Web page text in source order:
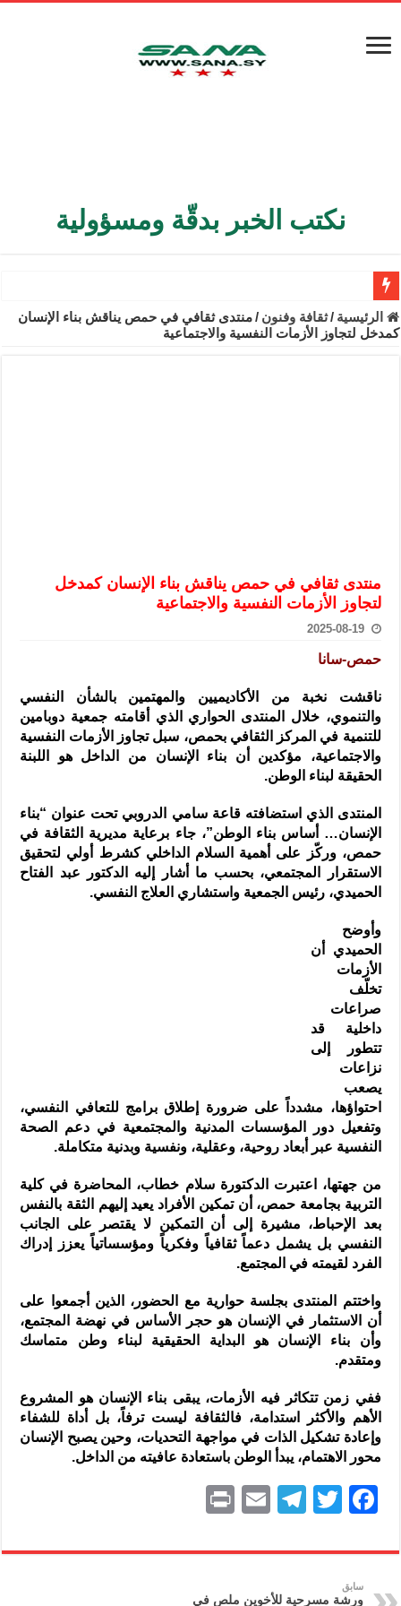
نكتب الخبر بدقّة ومسؤولية
الأمن الداخلي يعثر على مقبرة جماعية في ريف اللاذقية تضم 9 جثامين
الوزير الشيباني يبحث في باريس تعزيز الاستقرار في سوريا
سوريا تبحث مع الإيسيسكو التعاون في البحث العلمي وحماية التراث
الرئيسية /ثقافة وفنون /منتدى ثقافي في حمص يناقش بناء الإنسان
كمدخل لتجاوز الأزمات النفسية والاجتماعية
منتدى ثقافي في حمص يناقش بناء الإنسان كمدخل
لتجاوز الأزمات النفسية والاجتماعية
2025-08-19
حمص-سانا
ناقشت نخبة من الأكاديميين والمهتمين بالشأن النفسي
والتنموي، خلال المنتدى الحواري الذي أقامته جمعية دوبامين
للتنمية في المركز الثقافي بحمص، سبل تجاوز الأزمات النفسية
والاجتماعية، مؤكدين أن بناء الإنسان من الداخل هو اللبنة
الحقيقة لبناء الوطن.
المنتدى الذي استضافته قاعة سامي الدروبي تحت عنوان “بناء
الإنسان… أساس بناء الوطن”، جاء برعاية مديرية الثقافة في
حمص، وركّز على أهمية السلام الداخلي كشرط أولي لتحقيق
الاستقرار المجتمعي، بحسب ما أشار إليه الدكتور عبد الفتاح
الحميدي، رئيس الجمعية واستشاري العلاج النفسي.
وأوضح
الحميدي أن
الأزمات
تخلّف
صراعات
داخلية قد
تتطور إلى
نزاعات
يصعب
احتواؤها، مشدداً على ضرورة إطلاق برامج للتعافي النفسي،
وتفعيل دور المؤسسات المدنية والمجتمعية في دعم الصحة
النفسية عبر أبعاد روحية، وعقلية، ونفسية وبدنية متكاملة.
من جهتها، اعتبرت الدكتورة سلام خطاب، المحاضرة في كلية
التربية بجامعة حمص، أن تمكين الأفراد يعيد إليهم الثقة بالنفس
بعد الإحباط، مشيرة إلى أن التمكين لا يقتصر على الجانب
النفسي بل يشمل دعماً ثقافياً وفكرياً ومؤسساتياً يعزز إدراك
الفرد لقيمته في المجتمع.
واختتم المنتدى بجلسة حوارية مع الحضور، الذين أجمعوا على
أن الاستثمار في الإنسان هو حجر الأساس في نهضة المجتمع،
وأن بناء الإنسان هو البداية الحقيقية لبناء وطن متماسك
ومتقدم.
ففي زمن تتكاثر فيه الأزمات، يبقى بناء الإنسان هو المشروع
الأهم والأكثر استدامة، فالثقافة ليست ترفاً، بل أداة للشفاء
وإعادة تشكيل الذات في مواجهة التحديات، وحين يصبح الإنسان
محور الاهتمام، يبدأ الوطن باستعادة عافيته من الداخل.
F
c
e
T
itt
T
e
gr
E
ai
nt
سابق
ورشة مسرحية للأخوين ملص في